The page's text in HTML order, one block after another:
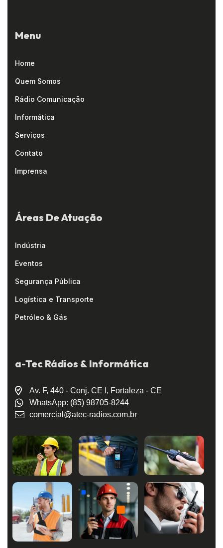
Menu
Home
Quem Somos
Rádio Comunicação
Informática
Serviços
Contato
Imprensa
Áreas De Atuação
Indústria
Eventos
Segurança Pública
Logística e Transporte
Petróleo & Gás
a-Tec Rádios & Informática
Av. F, 440 - Conj. CE I, Fortaleza - CE
WhatsApp: (85) 98705-8244
comercial@atec-radios.com.br